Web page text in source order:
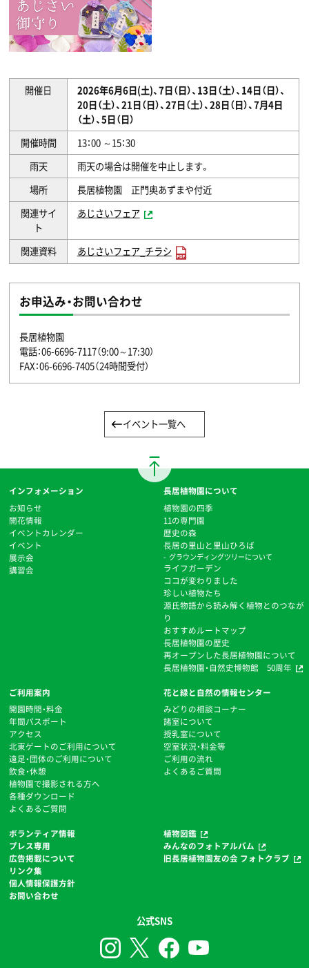
開催日
2026年6月6日(土)、7日（日）、13日（土）、14日（日）、
20日（土）、21日（日）、27日（土）、28日（日）、7月4日
（土）、5日（日）
開催時間
13：00 ～15：30
雨天
雨天の場合は開催を中止します。
場所
長居植物園 正門奥あずまや付近
関連サイ
ト
あじさいフェア
関連資料 あじさいフェア_チラシ
お申込み・お問い合わせ
長居植物園
電話：06-6696-7117（9:00～17:30）
FAX：06-6696-7405（24時間受付）
イベント一覧へ
インフォメーション
お知らせ
開花情報
イベントカレンダー
イベント
展示会
講習会
長居植物園について
植物園の四季
11の専門園
歴史の森
⻑居の里山と里山ひろば
グラウンディングツリーについて
ライフガーデン
ココが変わりました
珍しい植物たち
源氏物語から読み解く植物とのつなが
り
おすすめルートマップ
⻑居植物園の歴史
再オープンした長居植物園について
長居植物園・自然史博物館 50周年
ご利用案内
開園時間・料金
年間パスポート
アクセス
北東ゲートのご利用について
遠足・団体のご利用について
飲食・休憩
植物園で撮影される方へ
各種ダウンロード
よくあるご質問
花と緑と自然の情報センター
みどりの相談コーナー
諸室について
授乳室について
空室状況・料金等
ご利用の流れ
よくあるご質問
ボランティア情報
プレス専用
広告掲載について
リンク集
個人情報保護方針
お問い合わせ
植物図鑑
みんなのフォトアルバム
旧長居植物園友の会 フォトクラブ
公式SNS